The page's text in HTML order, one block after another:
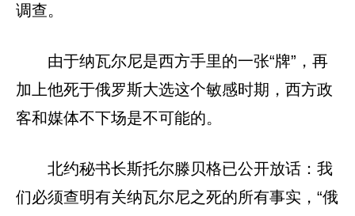
调查。
由于纳瓦尔尼是西方手里的一张“牌”，再
加上他死于俄罗斯大选这个敏感时期，西方政
客和媒体不下场是不可能的。
北约秘书长斯托尔滕贝格已公开放话：我
们必须查明有关纳瓦尔尼之死的所有事实，“俄